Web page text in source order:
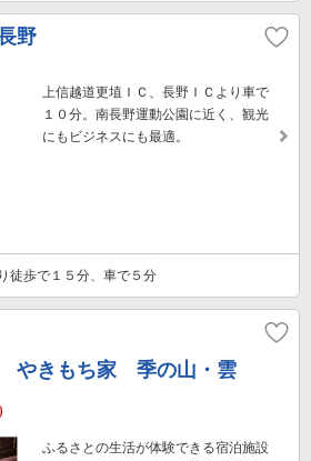
野
上信越道更埴ＩＣ、長野ＩＣより車で
１０分。南長野運動公園に近く、観光
にもビジネスにも最適。
徒歩で１５分、車で５分
やきもち家 季の山・雲
ふるさとの生活が体験できる宿泊施設